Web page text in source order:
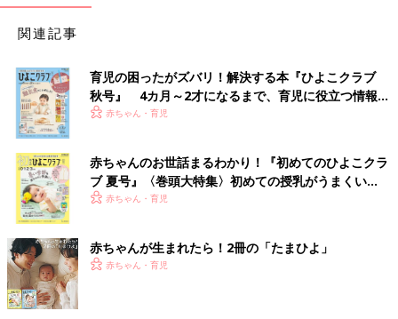
関連記事
育児の困ったがズバリ！解決する本『ひよこクラブ
秋号』 4カ月～2才になるまで、育児に役立つ情報が
いっぱい！
赤ちゃん・育児
赤ちゃんのお世話まるわかり！『初めてのひよこクラ
ブ 夏号』〈巻頭大特集〉初めての授乳がうまくい
く！ おっぱい・ミルクの基本と夏のトラブル 解決テ
赤ちゃん・育児
赤ちゃんが生まれたら！2冊の「たまひよ」
赤ちゃん・育児